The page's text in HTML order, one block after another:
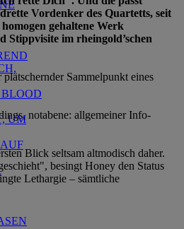
UM
Vordenker des Quartetts, seit
gehaltene Werk
im rheingold’schen
Sammelpunkt eines
notabene: allgemeiner Info-
Blick seltsam altmodisch daher.
besingt Honey den Status
Lethargie – sämtliche